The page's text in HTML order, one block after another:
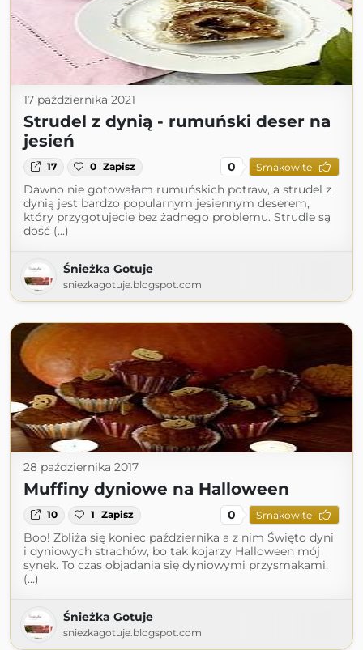
17 października 2021
Strudel z dynią - rumuński deser na
jesień
17 0 Zapisz 0 Smakowite
Dawno nie gotowałam rumuńskich potraw, a strudel z
dynią jest bardzo popularnym jesiennym deserem,
który przygotujecie bez żadnego problemu. Strudle są
dość (...)
Śnieżka Gotuje
sniezkagotuje.blogspot.com
28 października 2017
Muffiny dyniowe na Halloween
10 1 Zapisz 0 Smakowite
Boo! Zbliża się koniec października a z nim Święto dyni
i dyniowych strachów, bo tak kojarzy Halloween mój
synek. To czas objadania się dyniowymi przysmakami,
(...)
Śnieżka Gotuje
sniezkagotuje.blogspot.com